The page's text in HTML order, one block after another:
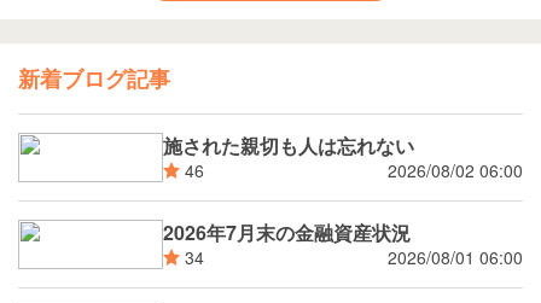
新着ブログ記事
施された親切も人は忘れない
46 2026/08/02 06:00
2026年7月末の金融資産状況
34 2026/08/01 06:00